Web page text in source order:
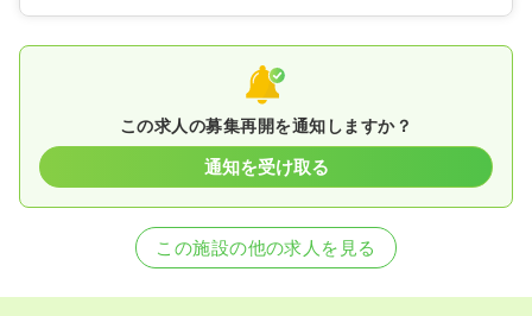
この求人の募集再開を通知しますか？
通知を受け取る
この施設の他の求人を見る